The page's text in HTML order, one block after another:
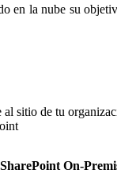
en la nube su
al sitio de tu
On-